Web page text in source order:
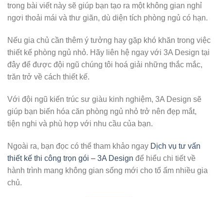
trong bài viết này sẽ giúp bạn tạo ra một không gian nghỉ
ngơi thoải mái và thư giãn, dù diện tích phòng ngủ có hạn.
Nếu gia chủ cần thêm ý tưởng hay gặp khó khăn trong việc
thiết kế phòng ngủ nhỏ. Hãy liên hệ ngay với 3A Design tại
đây để được đội ngũ chúng tôi hoá giải những thắc mắc,
trăn trở về cách thiết kế.
Với đội ngũ kiến trúc sư giàu kinh nghiệm, 3A Design sẽ
giúp bạn biến hóa căn phòng ngủ nhỏ trở nên đẹp mắt,
tiện nghi và phù hợp với nhu cầu của bạn.
Ngoài ra, bạn đọc có thể tham khảo ngay Dịch vụ tư vấn
thiết kế thi công trọn gói – 3A Design để hiểu chi tiết về
hành trình mang không gian sống mới cho tổ ấm nhiều gia
chủ.